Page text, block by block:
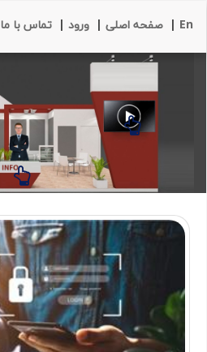
En صفحه اصلی ورود تماس با ما